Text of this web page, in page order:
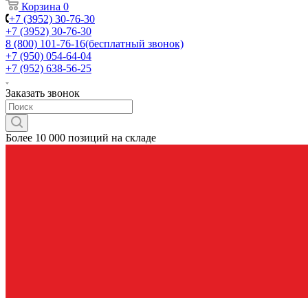
Корзина 0
+7 (3952) 30-76-30
+7 (3952) 30-76-30
8 (800) 101-76-16(бесплатный звонок)
+7 (950) 054-64-04
+7 (952) 638-56-25
Заказать звонок
Более 10 000 позиций на складе